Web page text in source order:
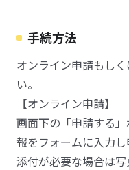
手続方法
オンライン申請もし
い。
【オンライン申請】
画面下の「申請する
報をフォームに入力し
添付が必要な場合は